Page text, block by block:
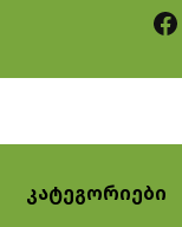
Facebook
კატეგორიები